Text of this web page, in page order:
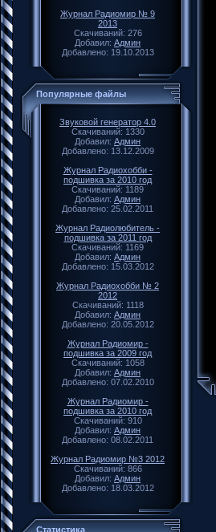
Журнал Радиомир № 9
2013
Скачиваний: 276
Добавил: Админ
Добавлено: 19.10.2013
Популярные файлы
Звуковой генератор 4.0
Скачиваний: 1330
Добавил: Админ
Добавлено: 13.12.2009
Журнал Радиохобби -
подшивка за 2010 год
Скачиваний: 1189
Добавил: Админ
Добавлено: 25.02.2011
Журнал Радиолюбитель -
подшивка за 2011 год
Скачиваний: 1169
Добавил: Админ
Добавлено: 15.03.2012
Журнал Радиохобби № 2
2012
Скачиваний: 1118
Добавил: Админ
Добавлено: 20.05.2012
Журнал Радиомир -
подшивка за 2009 год
Скачиваний: 1058
Добавил: Админ
Добавлено: 07.02.2010
Журнал Радиомир -
подшивка за 2010 год
Скачиваний: 910
Добавил: Админ
Добавлено: 08.02.2011
Журнал Радиомир №3 2012
Скачиваний: 866
Добавил: Админ
Добавлено: 18.03.2012
Статистика